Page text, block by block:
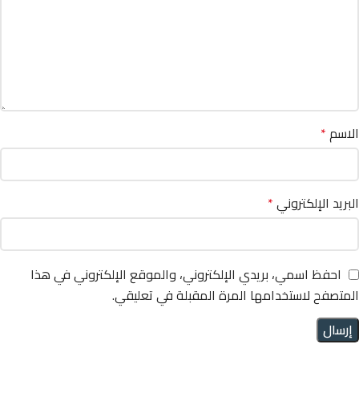
الاسم*
البريد الإلكتروني*
احفظ اسمي، بريدي الإلكتروني، والموقع الإلكتروني في هذا
المتصفح لاستخدامها المرة المقبلة في تعليقي.